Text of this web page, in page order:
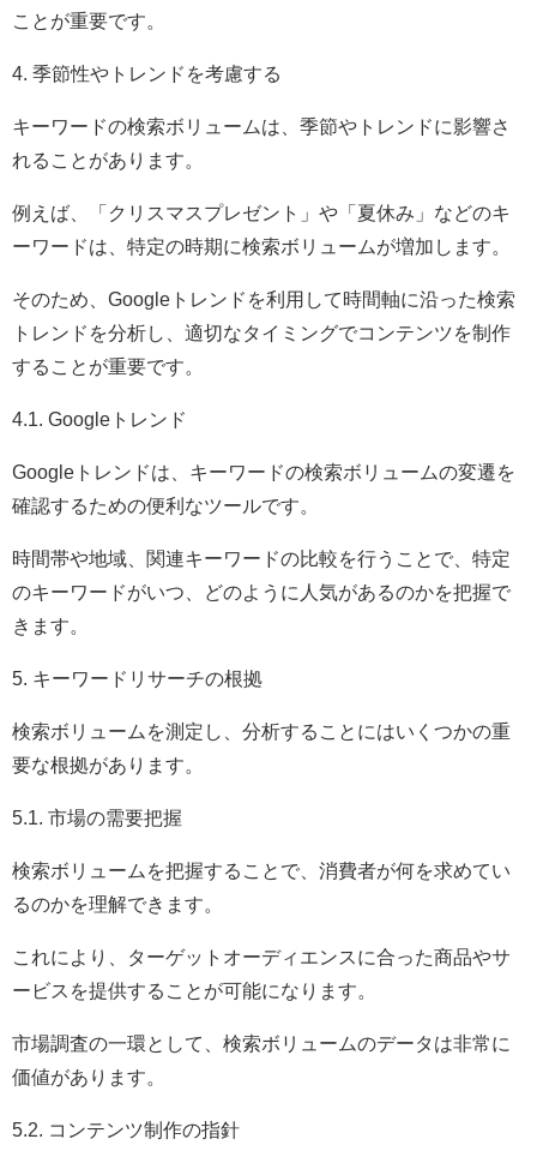
ことが重要です。
4. 季節性やトレンドを考慮する
キーワードの検索ボリュームは、季節やトレンドに影響さ
れることがあります。
例えば、「クリスマスプレゼント」や「夏休み」などのキ
ーワードは、特定の時期に検索ボリュームが増加します。
そのため、Googleトレンドを利用して時間軸に沿った検索
トレンドを分析し、適切なタイミングでコンテンツを制作
することが重要です。
4.1. Googleトレンド
Googleトレンドは、キーワードの検索ボリュームの変遷を
確認するための便利なツールです。
時間帯や地域、関連キーワードの比較を行うことで、特定
のキーワードがいつ、どのように人気があるのかを把握で
きます。
5. キーワードリサーチの根拠
検索ボリュームを測定し、分析することにはいくつかの重
要な根拠があります。
5.1. 市場の需要把握
検索ボリュームを把握することで、消費者が何を求めてい
るのかを理解できます。
これにより、ターゲットオーディエンスに合った商品やサ
ービスを提供することが可能になります。
市場調査の一環として、検索ボリュームのデータは非常に
価値があります。
5.2. コンテンツ制作の指針